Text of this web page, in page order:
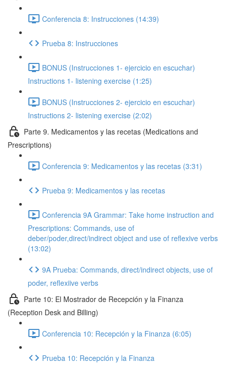
Conferencia 8: Instrucciones (14:39)
Prueba 8: Instrucciones
BONUS (Instrucciones 1- ejercicio en escuchar)
Instructions 1- listening exercise (1:25)
BONUS (Instrucciones 2- ejercicio en escuchar)
Instructions 2- listening exercise (2:02)
Parte 9. Medicamentos y las recetas (Medications and
Prescriptions)
Conferencia 9: Medicamentos y las recetas (3:31)
Prueba 9: Medicamentos y las recetas
Conferencia 9A Grammar: Take home instruction and
Prescriptions: Commands, use of
deber/poder,direct/indirect object and use of reflexive verbs
(13:02)
9A Prueba: Commands, direct/indirect objects, use of
poder, reflexiive verbs
Parte 10: El Mostrador de Recepción y la Finanza
(Reception Desk and Billing)
Conferencia 10: Recepción y la Finanza (6:05)
Prueba 10: Recepción y la Finanza